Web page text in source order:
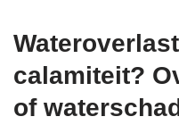
calamiteit?
of